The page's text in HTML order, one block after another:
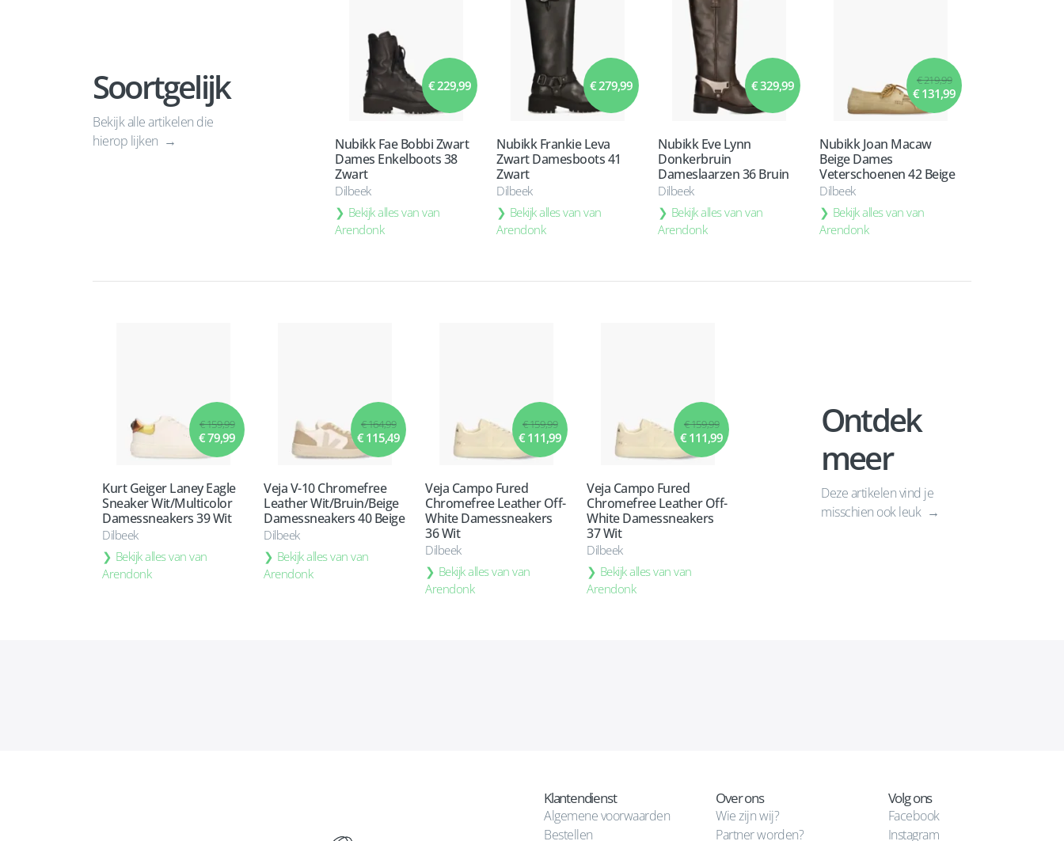
Soortgelijk
Bekijk alle artikelen die
hierop lijken
€ 229,99
Nubikk Fae Bobbi Zwart
Dames Enkelboots 38
Zwart
Dilbeek
Bekijk alles van van
Arendonk
€ 279,99
Nubikk Frankie Leva
Zwart Damesboots 41
Zwart
Dilbeek
Bekijk alles van van
Arendonk
€ 329,99
Nubikk Eve Lynn
Donkerbruin
Dameslaarzen 36 Bruin
Dilbeek
Bekijk alles van van
Arendonk
€ 219,99
€ 131,99
Nubikk Joan Macaw
Beige Dames
Veterschoenen 42 Beige
Dilbeek
Bekijk alles van van
Arendonk
€ 159,99
€ 79,99
Kurt Geiger Laney Eagle
Sneaker Wit/Multicolor
Damessneakers 39 Wit
Dilbeek
Bekijk alles van van
Arendonk
€ 164,99
€ 115,49
Veja V-10 Chromefree
Leather Wit/Bruin/Beige
Damessneakers 40 Beige
Dilbeek
Bekijk alles van van
Arendonk
€ 159,99
€ 111,99
Veja Campo Fured
Chromefree Leather Off-
White Damessneakers
36 Wit
Dilbeek
Bekijk alles van van
Arendonk
€ 159,99
€ 111,99
Veja Campo Fured
Chromefree Leather Off-
White Damessneakers
37 Wit
Dilbeek
Bekijk alles van van
Arendonk
Ontdek
meer
Deze artikelen vind je
misschien ook leuk
Klantendienst
Algemene voorwaarden
Bestellen
Over ons
Wie zijn wij?
Partner worden?
Volg ons
Facebook
Instagram